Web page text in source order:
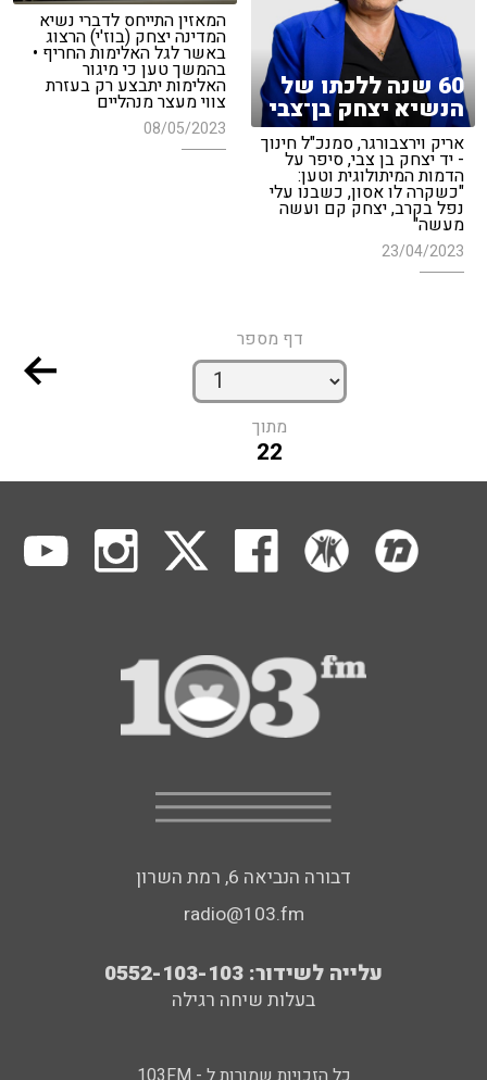
המאזין התייחס לדברי נשיא
המדינה יצחק (בוז'י) הרצוג
באשר לגל האלימות החריף •
בהמשך טען כי מיגור
האלימות יתבצע רק בעזרת
צווי מעצר מנהליים
08/05/2023
60 שנה ללכתו של
הנשיא יצחק בן־צבי
אריק וירצבורגר, סמנכ"ל חינוך
- יד יצחק בן צבי, סיפר על
הדמות המיתולוגית וטען:
"כשקרה לו אסון, כשבנו עלי
נפל בקרב, יצחק קם ועשה
מעשה"
23/04/2023
דף מספר
מתוך
22
דבורה הנביאה 6, רמת השרון
radio@103.fm
עלייה לשידור: 0552-103-103
בעלות שיחה רגילה